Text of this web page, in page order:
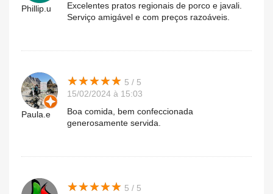
Phillip.u
Excelentes pratos regionais de porco e javali.
Serviço amigável e com preços razoáveis.
Paula.e
★★★★★
★★★★★ 5 / 5
15/02/2024 à 15:03
Boa comida, bem confeccionada
generosamente servida.
★★★★★
★★★★★ 5 / 5